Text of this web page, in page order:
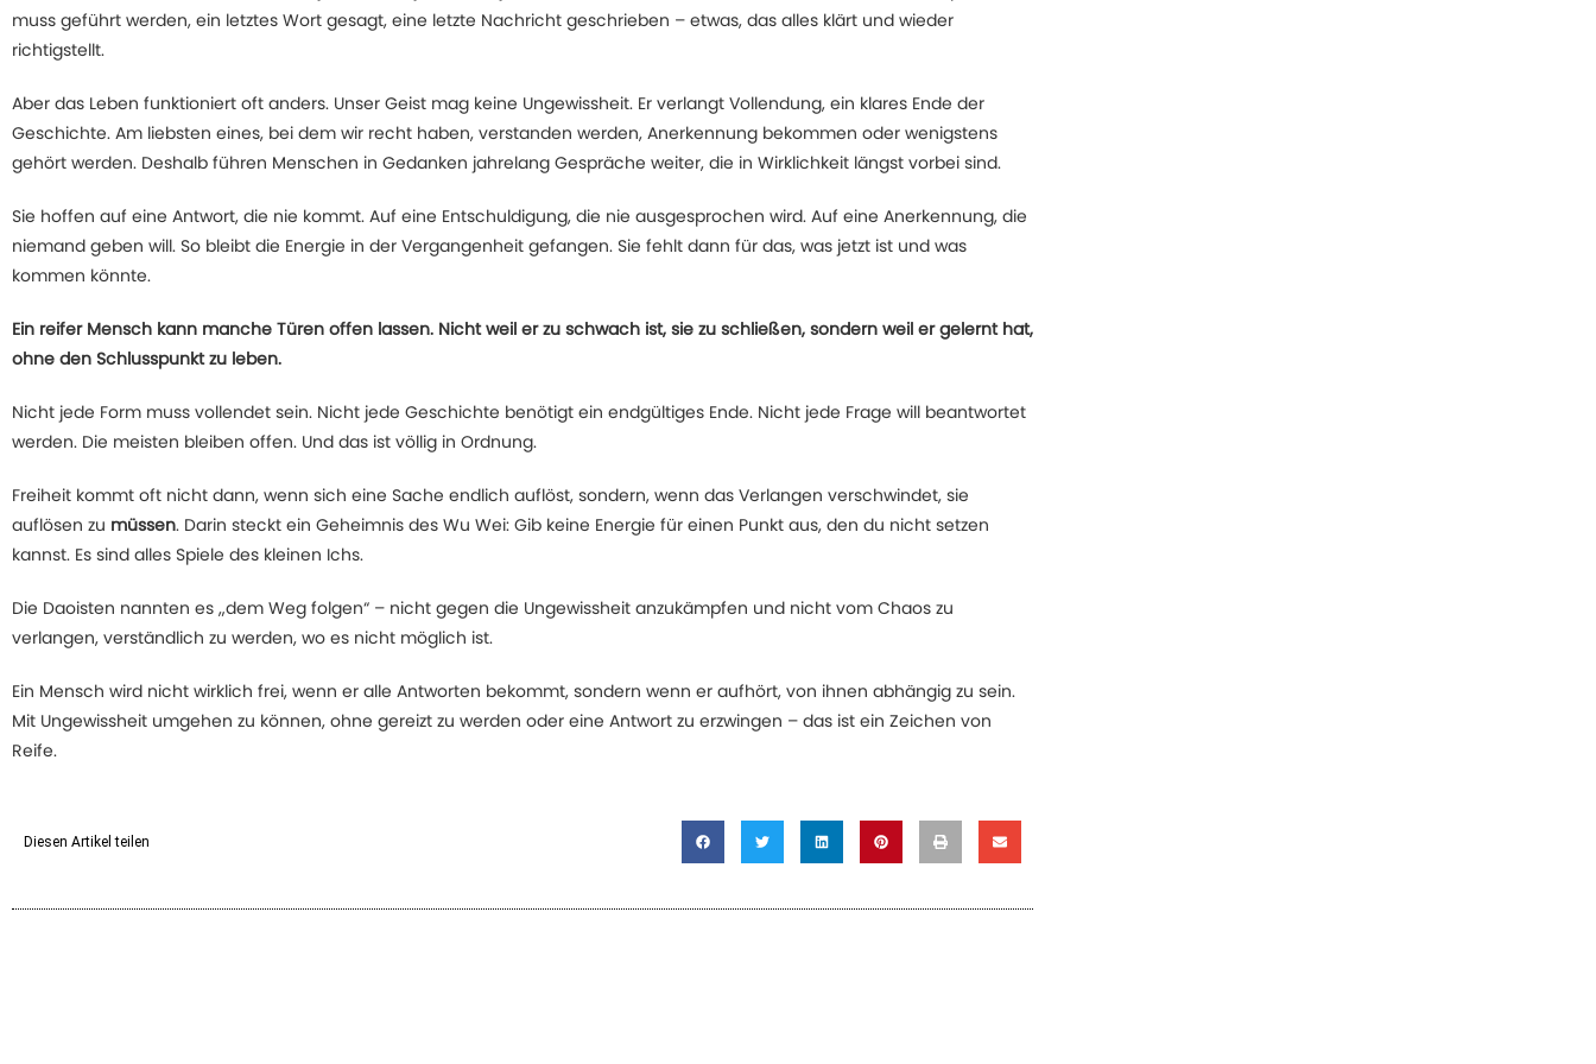
muss geführt werden, ein letztes Wort gesagt, eine letzte Nachricht geschrieben – etwas, das alles klärt und wieder
richtigstellt.
Aber das Leben funktioniert oft anders. Unser Geist mag keine Ungewissheit. Er verlangt Vollendung, ein klares Ende der
Geschichte. Am liebsten eines, bei dem wir recht haben, verstanden werden, Anerkennung bekommen oder wenigstens
gehört werden. Deshalb führen Menschen in Gedanken jahrelang Gespräche weiter, die in Wirklichkeit längst vorbei sind.
Sie hoffen auf eine Antwort, die nie kommt. Auf eine Entschuldigung, die nie ausgesprochen wird. Auf eine Anerkennung, die
niemand geben will. So bleibt die Energie in der Vergangenheit gefangen. Sie fehlt dann für das, was jetzt ist und was
kommen könnte.
Ein reifer Mensch kann manche Türen offen lassen. Nicht weil er zu schwach ist, sie zu schließen, sondern weil er gelernt hat,
ohne den Schlusspunkt zu leben.
Nicht jede Form muss vollendet sein. Nicht jede Geschichte benötigt ein endgültiges Ende. Nicht jede Frage will beantwortet
werden. Die meisten bleiben offen. Und das ist völlig in Ordnung.
Freiheit kommt oft nicht dann, wenn sich eine Sache endlich auflöst, sondern, wenn das Verlangen verschwindet, sie
auflösen zu müssen. Darin steckt ein Geheimnis des Wu Wei: Gib keine Energie für einen Punkt aus, den du nicht setzen
kannst. Es sind alles Spiele des kleinen Ichs.
Die Daoisten nannten es „dem Weg folgen“ – nicht gegen die Ungewissheit anzukämpfen und nicht vom Chaos zu
verlangen, verständlich zu werden, wo es nicht möglich ist.
Ein Mensch wird nicht wirklich frei, wenn er alle Antworten bekommt, sondern wenn er aufhört, von ihnen abhängig zu sein.
Mit Ungewissheit umgehen zu können, ohne gereizt zu werden oder eine Antwort zu erzwingen – das ist ein Zeichen von
Reife.
Diesen Artikel teilen